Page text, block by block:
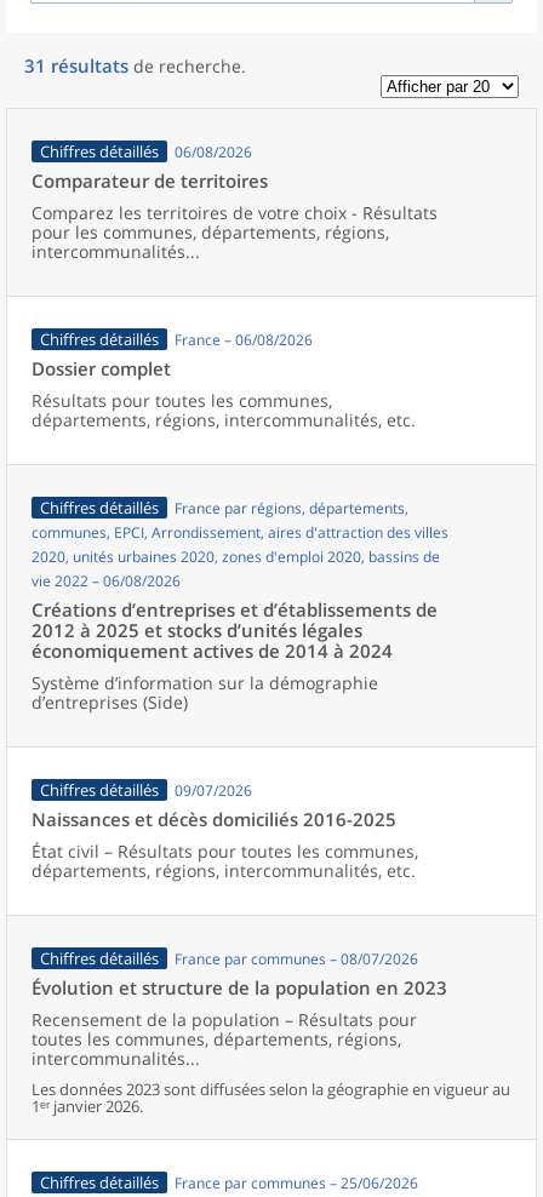
31 résultats de recherche.
Chiffres détaillés 06/08/2026
Comparateur de territoires
Comparez les territoires de votre choix - Résultats
pour les communes, départements, régions,
intercommunalités...
Chiffres détaillés France – 06/08/2026
Dossier complet
Résultats pour toutes les communes,
départements, régions, intercommunalités, etc.
Chiffres détaillés
France par régions, départements,
communes, EPCI, Arrondissement, aires d'attraction des villes
2020, unités urbaines 2020, zones d'emploi 2020, bassins de
vie 2022 – 06/08/2026
Créations d’entreprises et d’établissements de
2012 à 2025 et stocks d’unités légales
économiquement actives de 2014 à 2024
Système d’information sur la démographie
d’entreprises (Side)
Chiffres détaillés 09/07/2026
Naissances et décès domiciliés 2016-2025
État civil – Résultats pour toutes les communes,
départements, régions, intercommunalités, etc.
Chiffres détaillés France par communes – 08/07/2026
Évolution et structure de la population en 2023
Recensement de la population – Résultats pour
toutes les communes, départements, régions,
intercommunalités...
Les données 2023 sont diffusées selon la géographie en vigueur au
1ᵉʳ janvier 2026.
Chiffres détaillés France par communes – 25/06/2026